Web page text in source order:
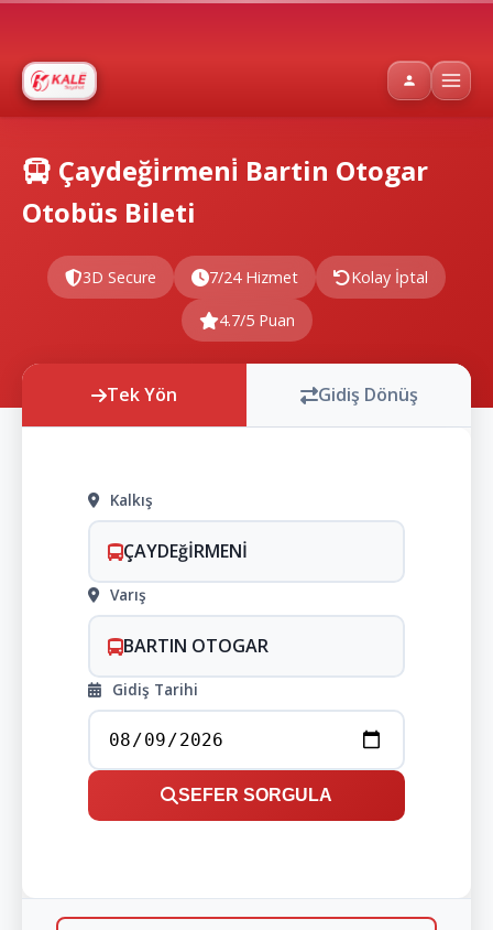
Çaydeği̇rmeni̇ Bartin Otogar
Otobüs Bileti
3D Secure 7/24 Hizmet Kolay İptal
4.7/5 Puan
Tek Yön Gidiş Dönüş
Kalkış
ÇAYDEğİRMENİ
Varış
BARTIN OTOGAR
Gidiş Tarihi
SEFER SORGULA